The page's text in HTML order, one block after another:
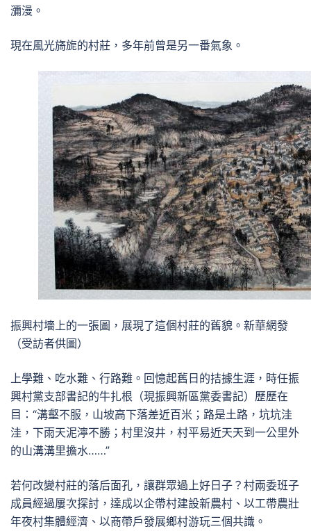
瀰漫。
現在風光旖旎的村莊，多年前曾是另一番氣象。
振興村墻上的一張圖，展現了這個村莊的舊貌。新華網發
（受訪者供圖）
上學難、吃水難、行路難。回憶起舊日的拮據生涯，時任振
興村黨支部書記的牛扎根（現振興新區黨委書記）歷歷在
目：“溝壑不服，山坡高下落差近百米；路是土路，坑坑洼
洼，下雨天泥濘不勝；村里沒井，村平易近天天到一公里外
的山溝溝里擔水……”
若何改變村莊的落后面孔，讓群眾過上好日子？村兩委班子
成員經過屢次探討，達成以企帶村建設新農村、以工帶農壯
年夜村集體經濟、以商帶戶發展鄉村游玩三個共識。